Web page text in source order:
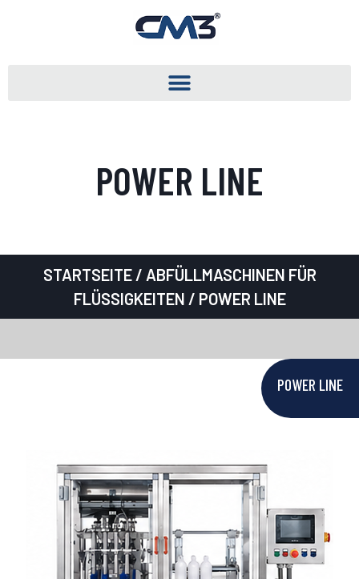
POWER LINE
STARTSEITE/ ABFÜLLMASCHINEN FÜR
FLÜSSIGKEITEN / POWER LINE
POWER LINE